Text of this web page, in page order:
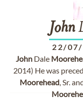
John
22/
JohnDale
2014) He was
Moorehead, Sr.